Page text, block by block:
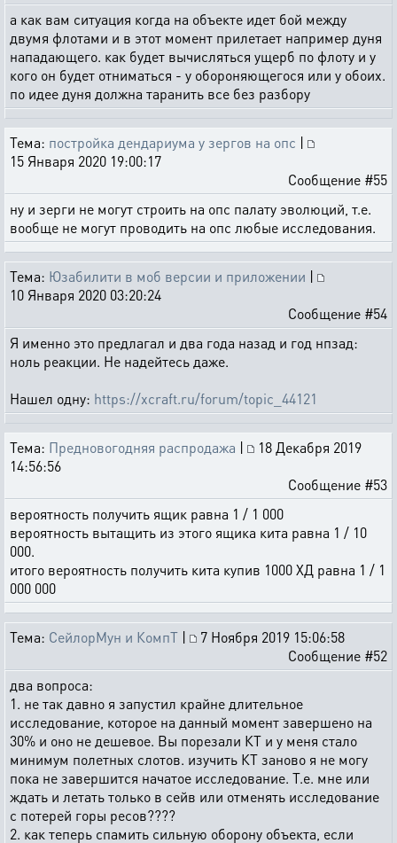
а как вам ситуация когда на объекте идет бой между
двумя флотами и в этот момент прилетает например дуня
нападающего. как будет вычисляться ущерб по флоту и у
кого он будет отниматься - у обороняющегося или у обоих.
по идее дуня должна таранить все без разбору
Тема: постройка дендариума у зергов на опс |
15 Января 2020 19:00:17
Сообщение #55
ну и зерги не могут строить на опс палату эволюций, т.е.
вообще не могут проводить на опс любые исследования.
Тема: Юзабилити в моб версии и приложении |
10 Января 2020 03:20:24
Сообщение #54
Я именно это предлагал и два года назад и год нпзад:
ноль реакции. Не надейтесь даже.
Нашел одну: https://xcraft.ru/forum/topic_44121
Тема: Предновогодняя распродажа |
18 Декабря 2019
14:56:56
Сообщение #53
вероятность получить ящик равна 1 / 1 000
вероятность вытащить из этого ящика кита равна 1 / 10
000.
итого вероятность получить кита купив 1000 ХД равна 1 / 1
000 000
Тема: СейлорМун и КомпТ |
7 Ноября 2019 15:06:58
Сообщение #52
два вопроса:
1. не так давно я запустил крайне длительное
исследование, которое на данный момент завершено на
30% и оно не дешевое. Вы порезали КТ и у меня стало
минимум полетных слотов. изучить КТ заново я не могу
пока не завершится начатое исследование. Т.е. мне или
ждать и летать только в сейв или отменять исследование
с потерей горы ресов????
2. как теперь спамить сильную оборону объекта, если